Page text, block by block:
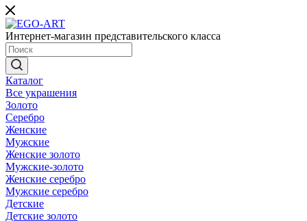
Интернет-магазин представительского класса
Каталог
Все украшения
Золото
Серебро
Женские
Мужские
Женские золото
Мужские-золото
Женские серебро
Мужские серебро
Детские
Детские золото